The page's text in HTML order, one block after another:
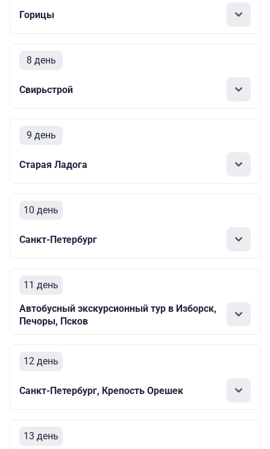
Горицы
8 день
Свирьстрой
9 день
Старая Ладога
10 день
Санкт-Петербург
11 день
Автобусный экскурсионный тур в Изборск,
Печоры, Псков
12 день
Санкт-Петербург, Крепость Орешек
13 день